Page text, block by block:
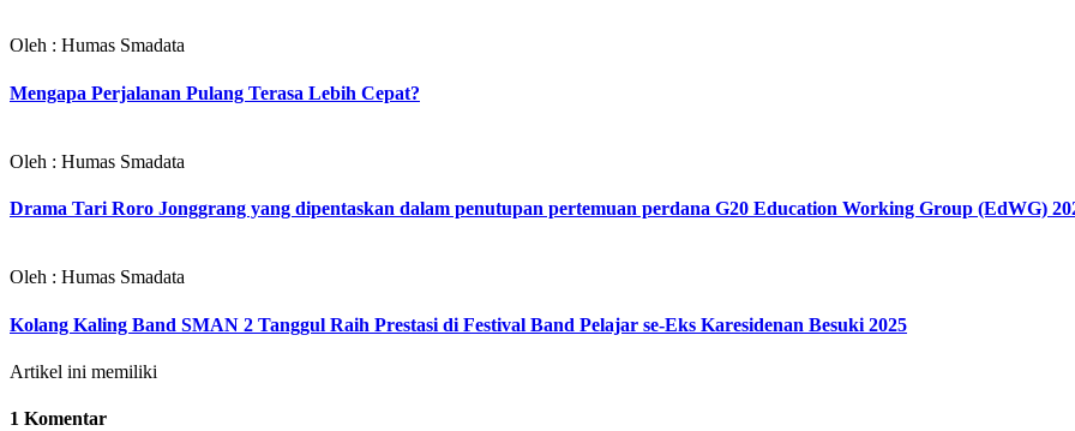
Oleh : Humas Smadata
Mengapa Perjalanan Pulang Terasa Lebih Cepat?
Oleh : Humas Smadata
Drama Tari Roro Jonggrang yang dipentaskan dalam penutupan pertemuan perdana G20 Education Working Group (EdWG)
Oleh : Humas Smadata
Kolang Kaling Band SMAN 2 Tanggul Raih Prestasi di Festival Band Pelajar se-Eks Karesidenan Besuki 2025
Artikel ini memiliki
1 Komentar